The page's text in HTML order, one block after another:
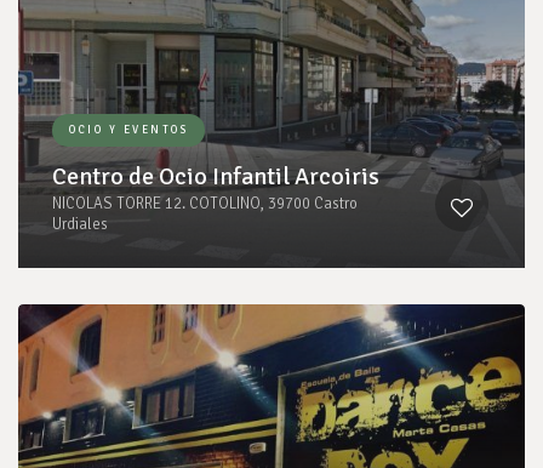
OCIO Y EVENTOS
Centro de Ocio Infantil Arcoiris
NICOLAS TORRE 12. COTOLINO, 39700 Castro
Urdiales